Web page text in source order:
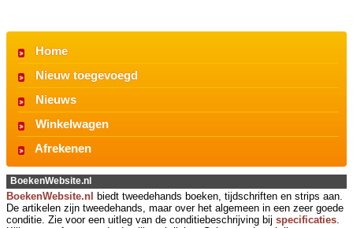
Home
Nieuw toegevoegd
Nieuws
Winkelwagen
Afrekenen
BoekenWebsite.nl
BoekenWebsite.nl biedt tweedehands boeken, tijdschriften en strips aan.
De artikelen zijn tweedehands, maar over het algemeen in een zeer goede
conditie. Zie voor een uitleg van de conditiebeschrijving bij specificaties